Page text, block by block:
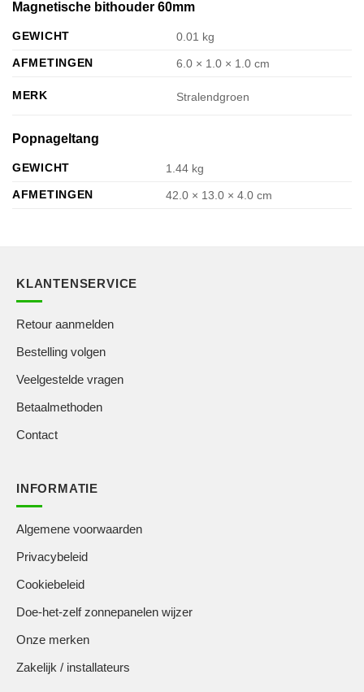
Magnetische bithouder 60mm
GEWICHT
0.01 kg
AFMETINGEN
6.0 × 1.0 × 1.0 cm
MERK Stralendgroen
Popnageltang
GEWICHT
1.44 kg
AFMETINGEN
42.0 × 13.0 × 4.0 cm
KLANTENSERVICE
Retour aanmelden
Bestelling volgen
Veelgestelde vragen
Betaalmethoden
Contact
INFORMATIE
Algemene voorwaarden
Privacybeleid
Cookiebeleid
Doe-het-zelf zonnepanelen wijzer
Onze merken
Zakelijk / installateurs